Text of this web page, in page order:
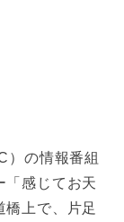
）の情報番組
「感じてお天
橋上で、片足